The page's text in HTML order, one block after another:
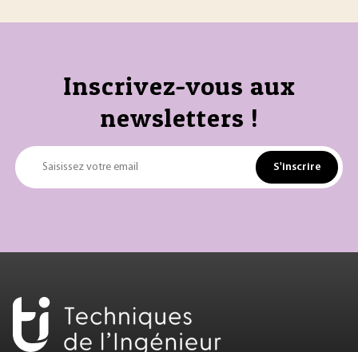
Inscrivez-vous aux
newsletters !
Saisissez votre email S'inscrire